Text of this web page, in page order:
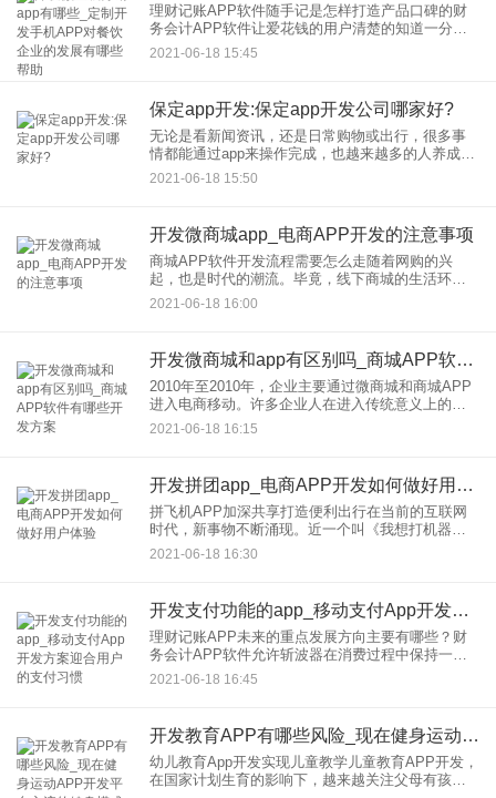
理财记账APP软件随手记是怎样打造产品口碑的财
务会计APP软件让爱花钱的用户清楚的知道一分钱
一分货。从几年前开始，财务会计APP软件作为小
众产品出现在一些智能消费者的手机上。互联网产
2021-06-18 15:45
保定app开发:保定app开发公司哪家好?
无论是看新闻资讯，还是日常购物或出行，很多事
情都能通过app来操作完成，也越来越多的人养成了
出门不带现金的习惯，这恰恰也反映出app给我们生
活带来的便利。那么完成一款app开发难不难？
2021-06-18 15:50
开发微商城app_电商APP开发的注意事项
商城APP软件开发流程需要怎么走随着网购的兴
起，也是时代的潮流。毕竟，线下商城的生活环境
越来越差。如果我们能通过开发，的商城应用帮助
商城发展业务，那么商城的开发流程需要走多远？1.
2021-06-18 16:00
开发微商城和app有区别吗_商城APP软件有哪些开发方案
2010年至2010年，企业主要通过微商城和商城APP
进入电商移动。许多企业人在进入传统意义上的电
商时或多或少有些困惑。困惑主要来自于对开发电
商申请的不熟悉。开发应该首先制定一个总体规
2021-06-18 16:15
开发拼团app_电商APP开发如何做好用户体验
拼飞机APP加深共享打造便利出行在当前的互联网
时代，新事物不断涌现。近一个叫《我想打机器》
的APP进入了人们的视线。这个软件有点像拼车
APP。它的基本功能是整合闲置或“空”公务机上的备
2021-06-18 16:30
开发支付功能的app_移动支付App开发方案迎合用户的支付习惯
理财记账APP未来的重点发展方向主要有哪些？财
务会计APP软件允许斩波器在消费过程中保持一定
的合理性。随着各种电商的蓬勃发展和支付方式的
不断改进，人们无论走到哪里都会受到“买进来，买
2021-06-18 16:45
开发教育APP有哪些风险_现在健身运动APP开发平台主流的健身模式有哪些
幼儿教育App开发实现儿童教学儿童教育APP开发，
在国家计划生育的影响下，越来越关注父母有孩子